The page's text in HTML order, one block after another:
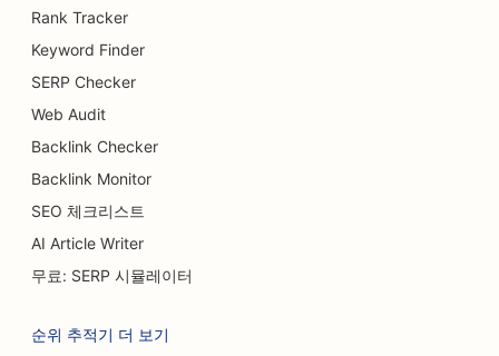
뷔페 레스토랑을 위한 SEO
버거 트럭을 위한 SEO
화상 외과의를 위한 SEO
카페용 SEO
케이크 가게를 위한 SEO
캐주얼 다이닝 레스토랑을 위한 SEO
카펫 및 바닥재 매장을 위한 SEO
Rank Tracker
Keyword Finder
SERP Checker
Web Audit
Backlink Checker
Backlink Monitor
SEO 체크리스트
AI Article Writer
무료: SERP 시뮬레이터
순위 추적기 더 보기